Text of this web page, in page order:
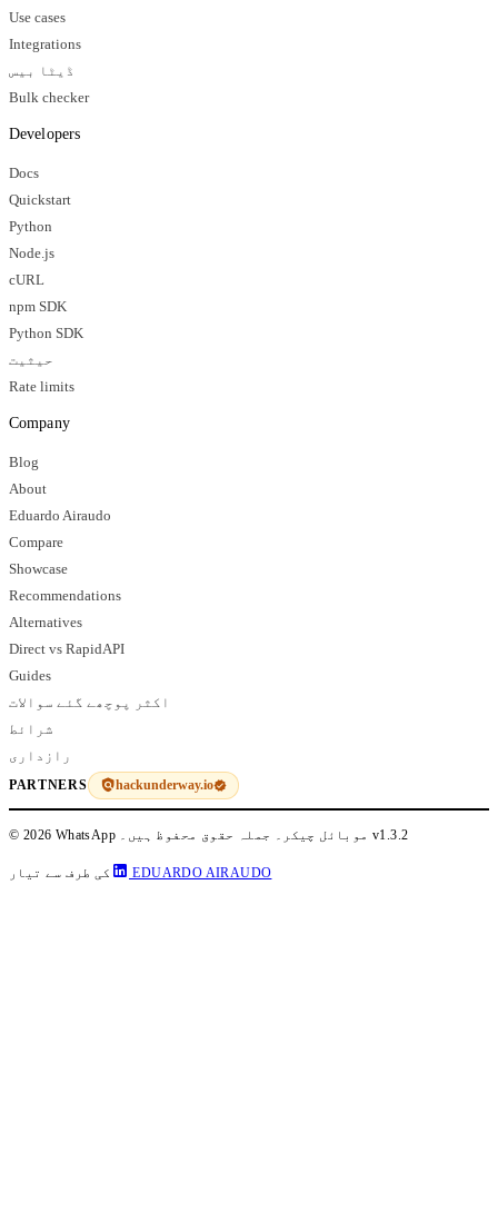
Use cases
Integrations
ڈیٹا بیس
Bulk checker
Developers
Docs
Quickstart
Python
Node.js
cURL
npm SDK
Python SDK
حیثیت
Rate limits
Company
Blog
About
Eduardo Airaudo
Compare
Showcase
Recommendations
Alternatives
Direct vs RapidAPI
Guides
اکثر پوچھے گئے سوالات
شرائط
رازداری
PARTNERS hackunderway.io
© 2026 WhatsApp موبائل چیکر۔ جملہ حقوق محفوظ ہیں۔v1.3.2
کی طرف سے تیار EDUARDO AIRAUDO